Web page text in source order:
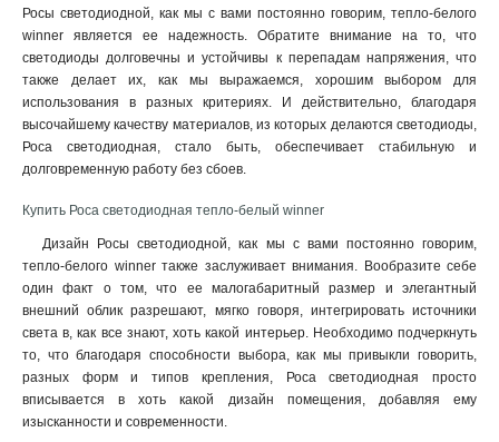
Росы светодиодной, как мы с вами постоянно говорим, тепло-белого
winner является ее надежность. Обратите внимание на то, что
светодиоды долговечны и устойчивы к перепадам напряжения, что
также делает их, как мы выражаемся, хорошим выбором для
использования в разных критериях. И действительно, благодаря
высочайшему качеству материалов, из которых делаются светодиоды,
Роса светодиодная, стало быть, обеспечивает стабильную и
долговременную работу без сбоев.
Купить Роса светодиодная тепло-белый winner
Дизайн Росы светодиодной, как мы с вами постоянно говорим,
тепло-белого winner также заслуживает внимания. Вообразите себе
один факт о том, что ее малогабаритный размер и элегантный
внешний облик разрешают, мягко говоря, интегрировать источники
света в, как все знают, хоть какой интерьер. Необходимо подчеркнуть
то, что благодаря способности выбора, как мы привыкли говорить,
разных форм и типов крепления, Роса светодиодная просто
вписывается в хоть какой дизайн помещения, добавляя ему
изысканности и современности.